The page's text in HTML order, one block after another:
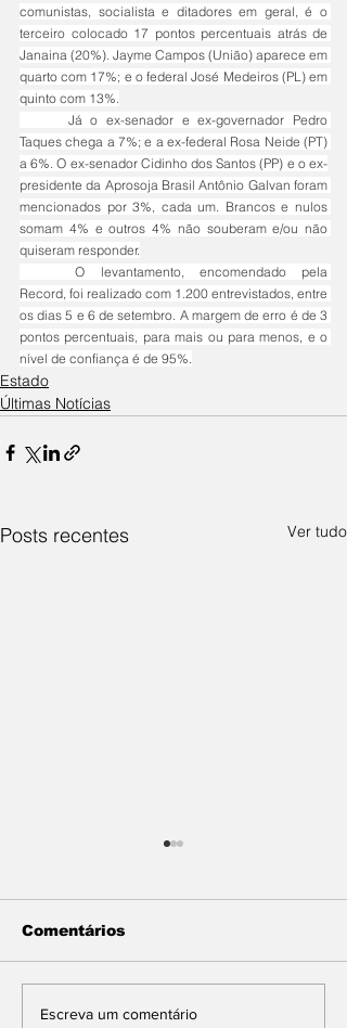
comunistas, socialista e ditadores em geral, é o
terceiro colocado 17 pontos percentuais atrás de
Janaina (20%). Jayme Campos (União) aparece em
quarto com 17%; e o federal José Medeiros (PL) em
quinto com 13%.
Taques chega a 7%; e a ex-federal Rosa Neide (PT)
a 6%. O ex-senador Cidinho dos Santos (PP) e o ex-
presidente da Aprosoja Brasil Antônio Galvan foram
mencionados por 3%, cada um. Brancos e nulos
somam 4% e outros 4% não souberam e/ou não
quiseram responder.
	O levantamento, encomendado pela
Record, foi realizado com 1.200 entrevistados, entre
os dias 5 e 6 de setembro. A margem de erro é de 3
pontos percentuais, para mais ou para menos, e o
nível de confiança é de 95%.
Estado
Últimas Notícias
Posts recentes Ver tudo
Maluf durou 'três
Comentários
Escreva um comentário